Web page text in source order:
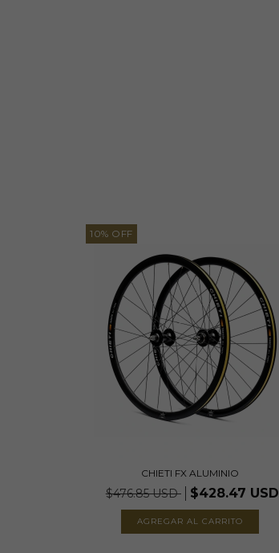
10% OFF
CHIETI FX ALUMINIO
$476.85 USD $428.47 USD
AGREGAR AL CARRITO